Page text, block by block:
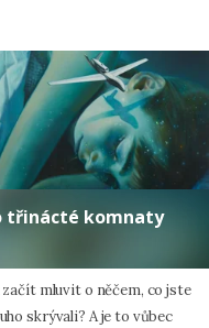
třinácté komnaty
začít mluvit o něčem, co jste
skrývali? A je to vůbec